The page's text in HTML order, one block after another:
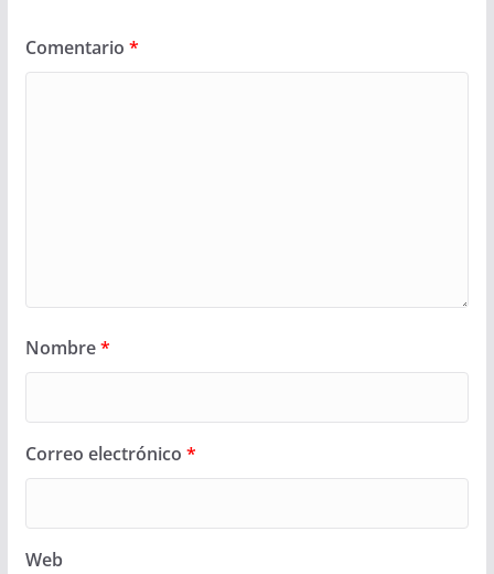
Comentario *
Nombre*
Correo electrónico *
Web